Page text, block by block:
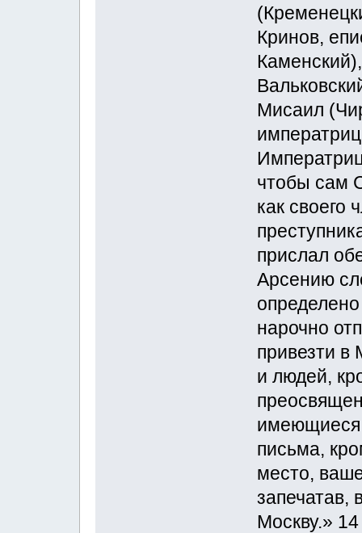
Кринов,
Мисаил
чтобы сам
как своего
прислал
Арсению
нарочно
привезти в
и людей,
имеющиеся
письма,
место,
запечатав,
Москву.»